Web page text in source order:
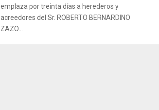
emplaza por treinta días a herederos y
acreedores del Sr. ROBERTO BERNARDINO
ZAZO...